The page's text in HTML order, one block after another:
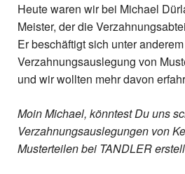
Heute waren wir bei Michael
Meister, der die
Er beschäftigt sich unter
Verzahnungsauslegung von
und wir wollten mehr davon
Moin Michael, könntest Du uns
Verzahnungsauslegungen von
Musterteilen bei TANDLER